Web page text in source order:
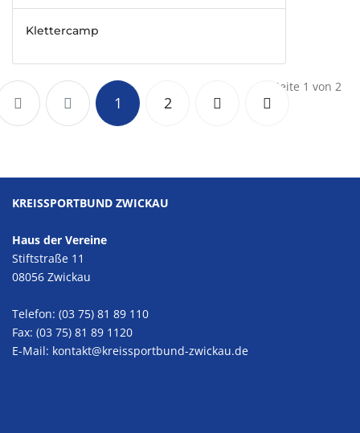
Klettercamp
Seite 1 von 2
1 2
KREISSPORTBUND ZWICKAU
Haus der Vereine
Stiftstraße 11
08056 Zwickau
Telefon: (03 75) 81 89 110
Fax: (03 75) 81 89 1120
E-Mail: kontakt@kreissportbund-zwickau.de